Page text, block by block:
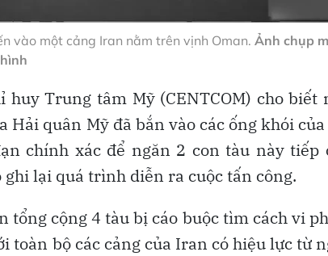
vào một cảng Iran nằm trên vịnh Oman. Ảnh chụp
hình
Trung tâm Mỹ (CENTCOM) cho biết
quân Mỹ đã bắn vào các ống khói
chính xác để ngăn 2 con tàu này tiếp
lại quá trình diễn ra cuộc tấn công.
cộng 4 tàu bị cáo buộc tìm cách vi
toàn bộ các cảng của Iran có hiệu lực từ